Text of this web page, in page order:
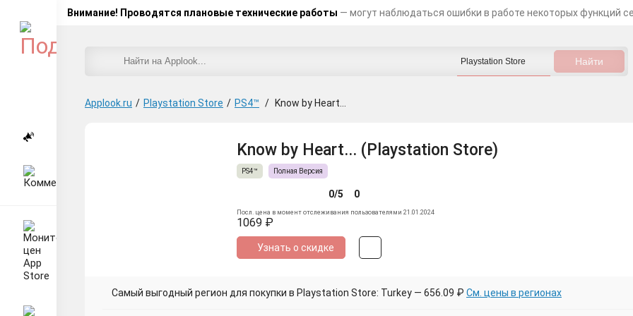
Внимание! Проводятся плановые технические работы — могут наблюдаться ошибки в работе некоторых функций
Applook.ru / Playstation Store / PS4™ / Know by Heart...
Know by Heart... (Playstation Store)
PS4™ Полная Версия
0/5 0
Посл. цена в момент отслеживания пользователями 21.01.2024
1069 ₽
Узнать о скидке
Самый выгодный регион для покупки в Playstation Store: Turkey — 656.09 ₽ См. цены в регионах